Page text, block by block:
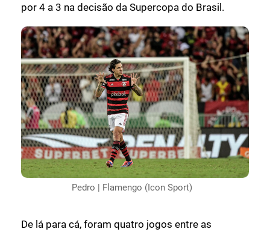
por 4 a 3 na decisão da Supercopa do Brasil.
Pedro | Flamengo (Icon Sport)
De lá para cá, foram quatro jogos entre as